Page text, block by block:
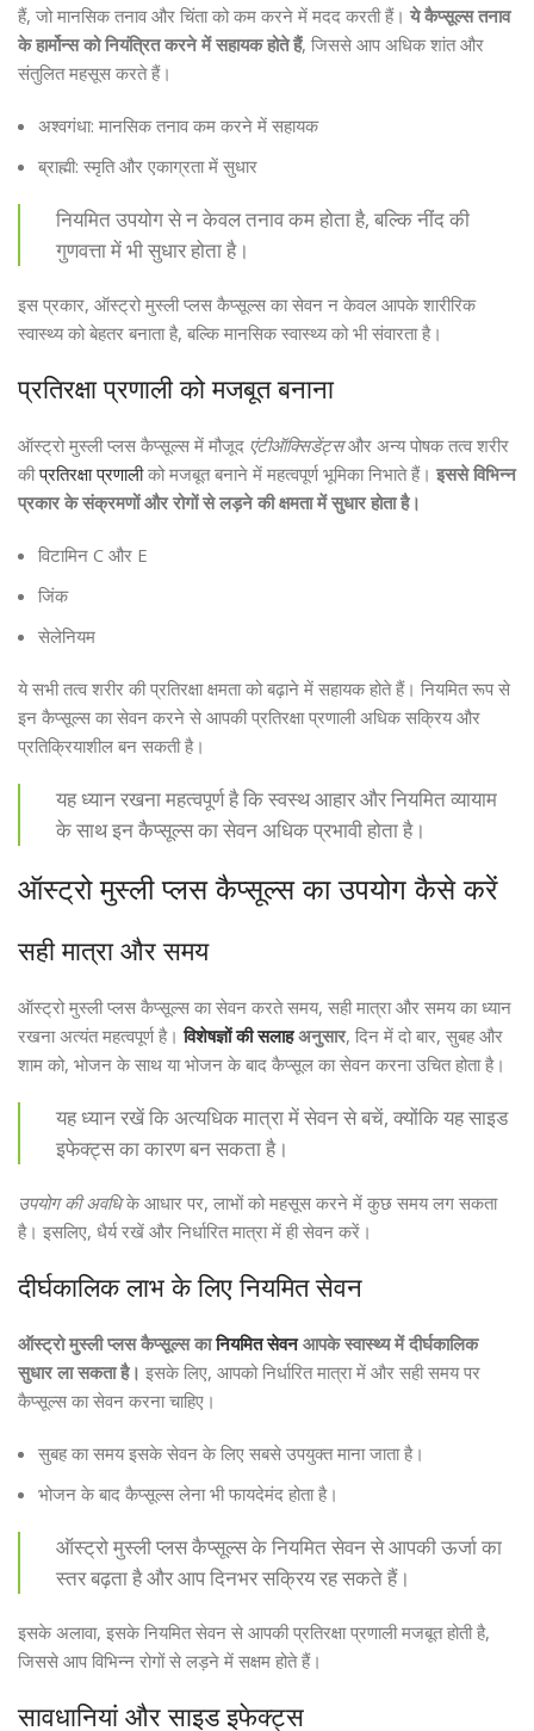
हैं, जो मानसिक तनाव और चिंता को कम करने में मदद करती हैं। ये कैप्सूल्स तनाव
के हार्मोन्स को नियंत्रित करने में सहायक होते हैं, जिससे आप अधिक शांत और
संतुलित महसूस करते हैं।
अश्वगंधा: मानसिक तनाव कम करने में सहायक
ब्राह्मी: स्मृति और एकाग्रता में सुधार
नियमित उपयोग से न केवल तनाव कम होता है, बल्कि नींद की
गुणवत्ता में भी सुधार होता है।
इस प्रकार, ऑस्ट्रो मुस्ली प्लस कैप्सूल्स का सेवन न केवल आपके शारीरिक
स्वास्थ्य को बेहतर बनाता है, बल्कि मानसिक स्वास्थ्य को भी संवारता है।
प्रतिरक्षा प्रणाली को मजबूत बनाना
ऑस्ट्रो मुस्ली प्लस कैप्सूल्स में मौजूद एंटीऑक्सिडेंट्सऔर अन्य पोषक तत्व शरीर
कीप्रतिरक्षा प्रणालीको मजबूत बनाने में महत्वपूर्ण भूमिका निभाते हैं। इससे विभिन्न
प्रकार के संक्रमणों और रोगों से लड़ने की क्षमता में सुधार होता है।
विटामिन C और E
जिंक
सेलेनियम
ये सभी तत्व शरीर की प्रतिरक्षा क्षमता को बढ़ाने में सहायक होते हैं। नियमित रूप से
इन कैप्सूल्स का सेवन करने से आपकी प्रतिरक्षा प्रणाली अधिक सक्रिय और
प्रतिक्रियाशील बन सकती है।
यह ध्यान रखना महत्वपूर्ण है कि स्वस्थ आहार और नियमित व्यायाम
के साथ इन कैप्सूल्स का सेवन अधिक प्रभावी होता है।
ऑस्ट्रो मुस्ली प्लस कैप्सूल्स का उपयोग कैसे करें
सही मात्रा और समय
ऑस्ट्रो मुस्ली प्लस कैप्सूल्स का सेवन करते समय, सही मात्रा और समय का ध्यान
रखना अत्यंत महत्वपूर्ण है।विशेषज्ञों की सलाहअनुसार, दिन में दो बार, सुबह और
शाम को, भोजन के साथ या भोजन के बाद कैप्सूल का सेवन करना उचित होता है।
यह ध्यान रखें कि अत्यधिक मात्रा में सेवन से बचें, क्योंकि यह साइड
इफेक्ट्स का कारण बन सकता है।
उपयोग की अवधिके आधार पर, लाभों को महसूस करने में कुछ समय लग सकता
है। इसलिए, धैर्य रखें और निर्धारित मात्रा में ही सेवन करें।
दीर्घकालिक लाभ के लिए नियमित सेवन
ऑस्ट्रो मुस्ली प्लस कैप्सूल्स कानियमित सेवनआपके स्वास्थ्य में दीर्घकालिक
सुधार ला सकता है। इसके लिए, आपको निर्धारित मात्रा में और सही समय पर
कैप्सूल्स का सेवन करना चाहिए।
सुबह का समय इसके सेवन के लिए सबसे उपयुक्त माना जाता है।
भोजन के बाद कैप्सूल्स लेना भी फायदेमंद होता है।
ऑस्ट्रो मुस्ली प्लस कैप्सूल्स के नियमित सेवन से आपकी ऊर्जा का
स्तर बढ़ता है और आप दिनभर सक्रिय रह सकते हैं।
इसके अलावा, इसके नियमित सेवन से आपकी प्रतिरक्षा प्रणाली मजबूत होती है,
जिससे आप विभिन्न रोगों से लड़ने में सक्षम होते हैं।
सावधानियां और साइड इफेक्ट्स